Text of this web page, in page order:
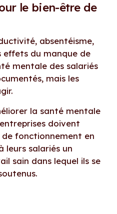
le bien-être de
absentéisme,
effets du manque de
mentale des salariés
mais les
la santé mentale
doivent
fonctionnement en
leurs salariés un
sain dans lequel ils se